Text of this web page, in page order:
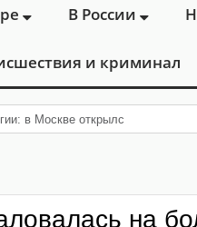
В России
и криминал
в Москве открылся
на